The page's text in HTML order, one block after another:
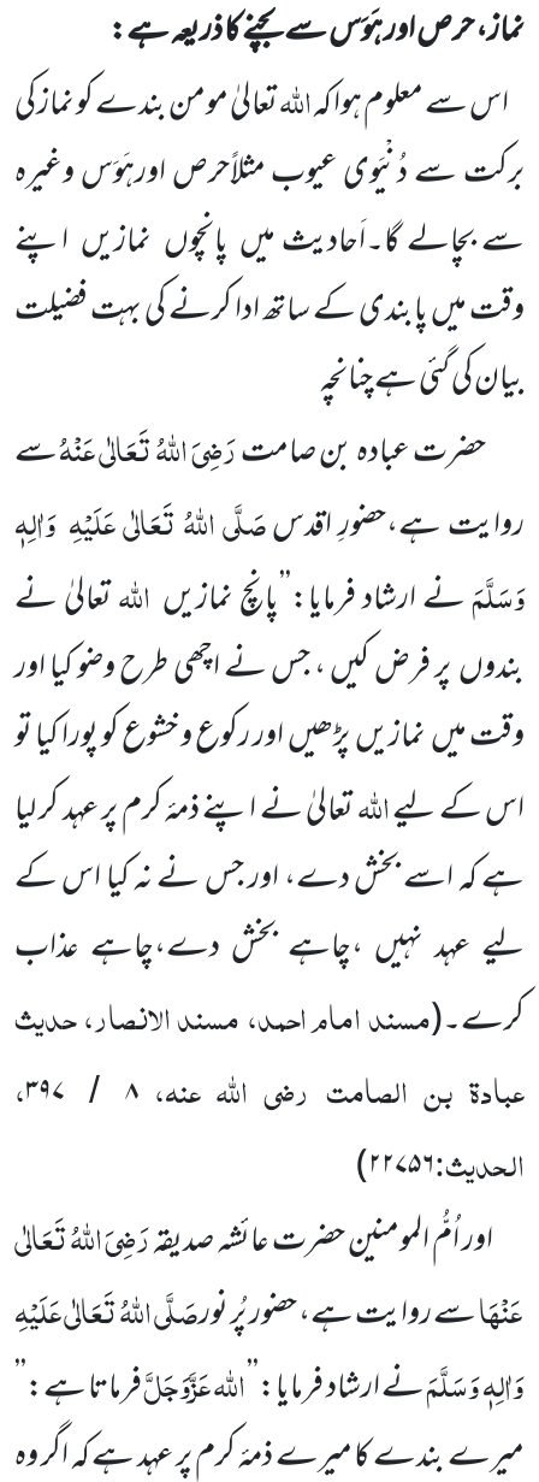
نماز، حرص اور ہَوَس سے بچنے کا ذریعہ ہے:
اس سے معلوم ہوا کہاللّٰہتعالیٰ مومن بندے کو نماز کی
برکت سے دُنْیَوی عیوب مثلاًحرص اورہَوَس وغیرہ
سے بچالے گا۔اَحادیث میں پانچوں نمازیں اپنے
وقت میں پابندی کے ساتھ ادا کرنے کی بہت فضیلت
بیان کی گئی ہے چنانچہ
حضرت عبادہ بن صامترَضِیَ اللّٰہُ تَعَالٰی عَنْہُسے
روایت ہے،حضورِ اقدسصَلَّی اللّٰہُتَعَالٰی عَلَیْہِ وَاٰلِہٖ
وَسَلَّمَنےارشاد فرمایا:’’پانچ نمازیں اللّٰہتعالیٰ نے
بندوںپر فرض کیں ، جس نے اچھی طرح وضو کیا اور
وقت میںنمازیںپڑھیںاور رکوع و خشوع کو پورا کیا تو
اس کے لیےاللّٰہتعالیٰ نے اپنے ذمۂ کرم پر عہد کر لیا
ہے کہ اسے بخش دے، اور جس نےنہ کیا اس کے
لیے عہد نہیں ،چاہے بخش دے،چاہے عذاب
کرے۔(مسند امام احمد، مسند الانصار، حدیث
عبادۃ بن الصامت رضی اللّٰہ عنہ،۸ / ۳۹۷،
الحدیث:۲۲۷۵۶)
اور اُمُّ المومنین حضرت عائشہ صدیقہرَضِیَ اللّٰہُ تَعَالٰی
عَنْہَاسے روایت ہے، حضور پُر نورصَلَّی اللّٰہُ تَعَالٰی عَلَیْہِ
وَاٰلِہٖوَسَلَّمَنے ارشاد فرمایا:’’اللّٰہعَزَّوَجَلَّفرماتا ہے:’’
میرے بندے کا میرے ذمۂ کرم پر عہد ہے کہ اگر وہ